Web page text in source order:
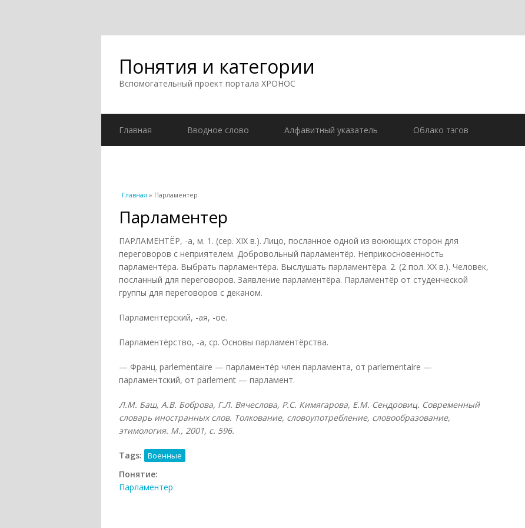
Понятия и категории
Вспомогательный проект портала ХРОНОС
Главная Вводное слово Алфавитный указатель Облако тэгов
Вы здесь
Главная » Парламентер
Парламентер
ПАРЛАМЕНТЁР, -а, м. 1. (сер. XIX в.). Лицо, посланное одной из воюющих сторон для
переговоров с неприятелем. Добровольный парламентёр. Неприкосновенность
парламентёра. Выбрать парламентёра. Выслушать парламентёра. 2. (2 пол. XX в.). Человек,
посланный для переговоров. Заявление парламентёра. Парламентёр от студенческой
группы для переговоров с деканом.
Парламентёрский, -ая, -ое.
Парламентёрство, -а, ср. Основы парламентёрства.
— Франц. parlementaire — парламентёр член парламента, от parlementaire —
парламентский, от parlement — парламент.
Л.М. Баш, А.В. Боброва, Г.Л. Вячеслова, Р.С. Кимягарова, Е.М. Сендровиц. Современный
словарь иностранных слов. Толкование, словоупотребление, словообразование,
этимология. М., 2001, с. 596.
Tags: Военные
Понятие:
Парламентер